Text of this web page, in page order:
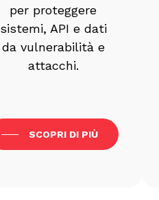
per proteggere
sistemi, API e dati
da vulnerabilità e
attacchi.
SCOPRI DI PIÙ